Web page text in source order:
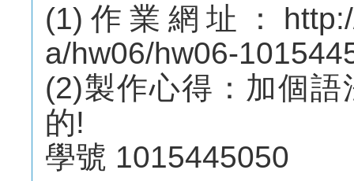
(1)作業網址：http://
a/hw06/hw06-
(2)製作心得：加個
的!
學號 1015445050